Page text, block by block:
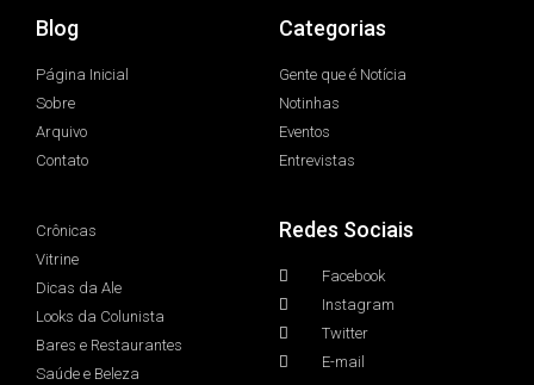
Blog
Página Inicial
Sobre
Arquivo
Contato
Categorias
Gente que é Notícia
Notinhas
Eventos
Entrevistas
Crônicas
Vitrine
Dicas da Ale
Looks da Colunista
Bares e Restaurantes
Saúde e Beleza
Redes Sociais
Facebook
Instagram
Twitter
E-mail